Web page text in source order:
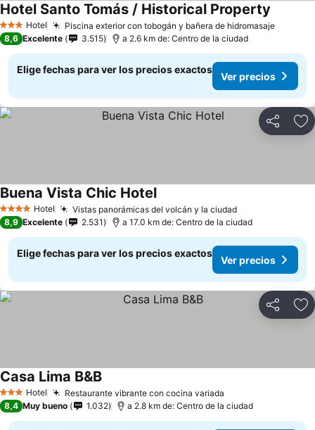
3 Estrellas
Hotel Piscina exterior con tobogán y bañera de hidromasaje
Hotel Santo Tomás / Historical Property
8,6 Excelente 3.515 a 2.6 km de: Centro de la ciudad
Elige fechas para ver los precios exactos
Ver precios
Compartir
4 EstrellasHotel Vistas panorámicas del volcán y la ciudad
Buena Vista Chic Hotel
8,9 Excelente 2.531 a 17.0 km de: Centro de la ciudad
Elige fechas para ver los precios exactos
Ver precios
Compartir
3 Estrellas
Hotel Restaurante vibrante con cocina variada
Casa Lima B&B
8,4 Muy bueno 1.032 a 2.8 km de: Centro de la ciudad